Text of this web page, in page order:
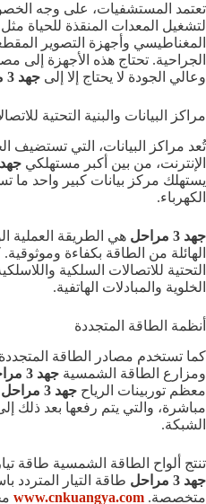
تعتمد المستشفيات، على وجه
لتشغيل المعدات المنقذة للحياة مثل
المغناطيسي وأجهزة التصوير
الجراحية. تحتاج هذه الأجهزة إلى
وعالي الجودة لا يحتاج إلا إلى جهد 3 مراحل
مراكز البيانات والبنية التحتية
تُعد مراكز البيانات، التي تستضيف
الإنترنت، من بين أكبر مستهلكي جهد 3 مراحل
يستهلك مركز بيانات كبير واحد ما
الكهرباء.
جهد 3 مراحل
هي الطريقة العملية
الهائلة من الطاقة بكفاءة
التحتية للاتصالات السلكية
الخلوية والمبادلات الهاتفية.
أنظمة الطاقة المتجددة
كما تستخدم مصادر الطاقة المتجددة
ومزارع الطاقة الشمسية جهد 3 مراحل
معظم توربينات الرياح جهد 3 مراحل
مباشرة، والتي يتم رفعها بعد ذلك
الشبكة.
تنتج ألواح الطاقة الشمسية طاقة
جهد 3 مراحل
طاقة التيار المتردد
متخصصة. www.cnkuangya.com